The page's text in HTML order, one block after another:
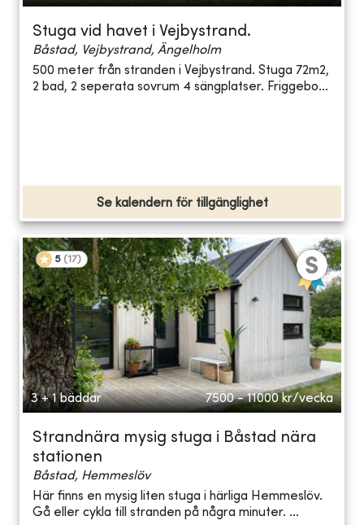
Stuga vid havet i Vejbystrand.
Båstad, Vejbystrand, Ängelholm
500 meter från stranden i Vejbystrand. Stuga 72m2,
2 bad, 2 seperata sovrum 4 sängplatser. Friggebo...
Se kalendern för tillgänglighet
5 (17)
3 + 1 bäddar 7500 - 11000 kr/vecka
Strandnära mysig stuga i Båstad nära
stationen
Båstad, Hemmeslöv
Här finns en mysig liten stuga i härliga Hemmeslöv.
Gå eller cykla till stranden på några minuter. ...